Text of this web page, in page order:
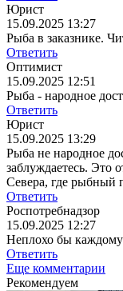
Юрист
15.09.2025 13:27
Рыба в заказнике.
Ответить
Оптимист
15.09.2025 12:51
Рыба - народное
Ответить
Юрист
15.09.2025 13:29
Рыба не народное
заблуждаетесь. Это
Севера, где рыбный
Ответить
Роспотребнадзор
15.09.2025 12:27
Неплохо бы
Ответить
Еще комментарии
Рекомендуем